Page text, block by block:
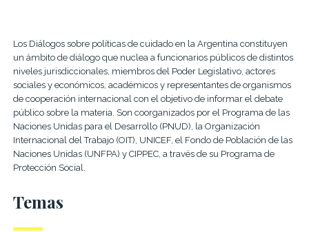
Los Diálogos sobre políticas de cuidado en la Argentina constituyen
un ámbito de diálogo que nuclea a funcionarios públicos de distintos
niveles jurisdiccionales, miembros del Poder Legislativo, actores
sociales y económicos, académicos y representantes de organismos
de cooperación internacional con el objetivo de informar el debate
público sobre la materia. Son coorganizados por el Programa de las
Naciones Unidas para el Desarrollo (PNUD), la Organización
Internacional del Trabajo (OIT), UNICEF, el Fondo de Población de las
Naciones Unidas (UNFPA) y CIPPEC, a través de su Programa de
Protección Social.
Temas